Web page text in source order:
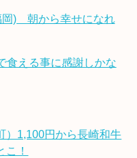
岡) 朝から幸せになれ
える事に感謝しかな
）1,100円から長崎和牛
！